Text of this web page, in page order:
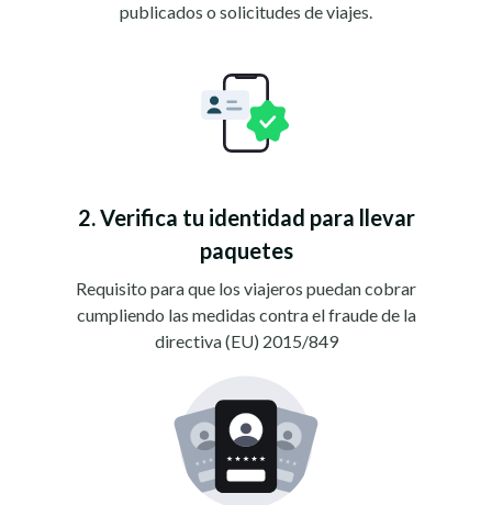
publicados o solicitudes de viajes.
2. Verifica tu identidad para llevar
paquetes
Requisito para que los viajeros puedan cobrar
cumpliendo las medidas contra el fraude de la
directiva (EU) 2015/849